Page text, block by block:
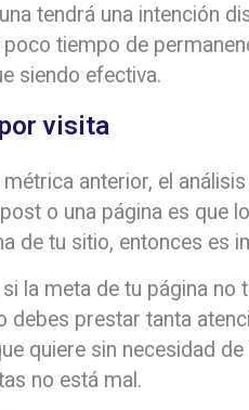
tendrá una intención
tiempo de
siendo efectiva.
visita
anterior, el
o una página es que
de tu sitio, entonces es
la meta de tu página
debes prestar tanta
quiere sin necesidad
no está mal.